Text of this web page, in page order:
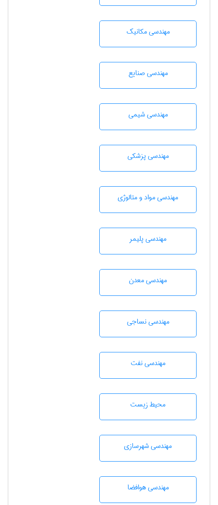
مهندسی مکانیک
مهندسی صنايع
مهندسي شيمی
مهندسی پزشکی
مهندسی مواد و متالوژی
مهندسی پليمر
مهندسی معدن
مهندسي نساجی
مهندسی نفت
محيط زيست
مهندسی شهرسازی
مهندسی هوافضا